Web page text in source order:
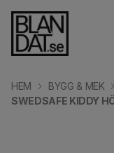
HEM BYGG & MEK
SWEDSAFE KIDDY